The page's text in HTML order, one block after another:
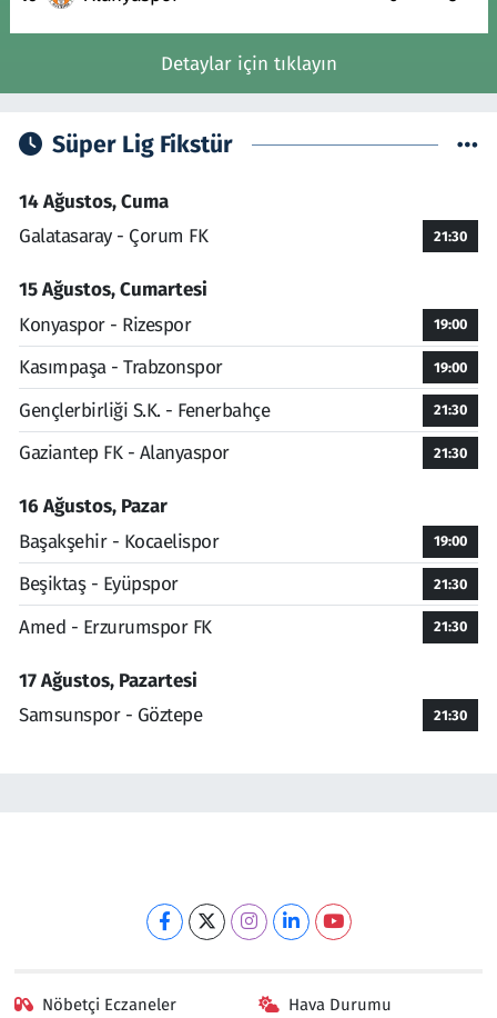
Detaylar için tıklayın
Süper Lig Fikstür
14 Ağustos, Cuma
Galatasaray - Çorum FK
21:30
15 Ağustos, Cumartesi
Konyaspor - Rizespor
19:00
Kasımpaşa - Trabzonspor 19:00
Gençlerbirliği S.K. - Fenerbahçe 21:30
Gaziantep FK - Alanyaspor 21:30
16 Ağustos, Pazar
Başakşehir - Kocaelispor
19:00
Beşiktaş - Eyüpspor 21:30
Amed - Erzurumspor FK 21:30
17 Ağustos, Pazartesi
Samsunspor - Göztepe
21:30
Nöbetçi Eczaneler Hava Durumu